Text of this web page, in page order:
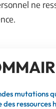
ne
mutations
des ressources